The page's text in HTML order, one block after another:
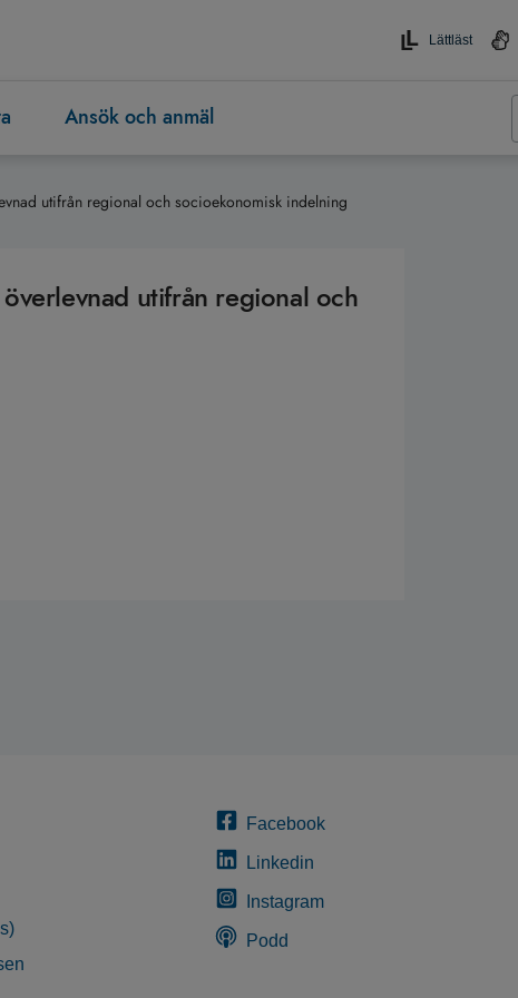
Lättläst
Ansök och anmäl
utifrån regional och socioekonomisk indelning
utifrån regional och
Facebook
Linkedin
Instagram
Podd